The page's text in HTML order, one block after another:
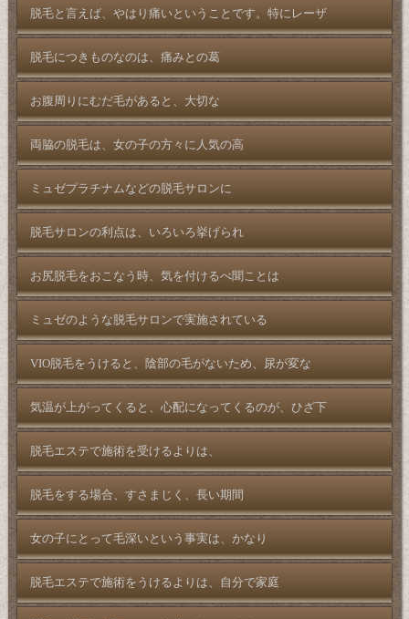
脱毛と言えば、やはり痛いということです。特にレーザ
脱毛につきものなのは、痛みとの葛
お腹周りにむだ毛があると、大切な
両脇の脱毛は、女の子の方々に人気の高
ミュゼプラチナムなどの脱毛サロンに
脱毛サロンの利点は、いろいろ挙げられ
お尻脱毛をおこなう時、気を付けるべ聞ことは
ミュゼのような脱毛サロンで実施されている
VIO脱毛をうけると、陰部の毛がないため、尿が変な
気温が上がってくると、心配になってくるのが、ひざ下
脱毛エステで施術を受けるよりは、
脱毛をする場合、すさまじく、長い期間
女の子にとって毛深いという事実は、かなり
脱毛エステで施術をうけるよりは、自分で家庭